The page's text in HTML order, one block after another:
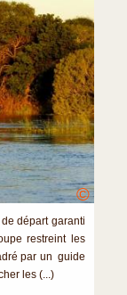
©
départ garanti
restreint les
par un guide
les (...)